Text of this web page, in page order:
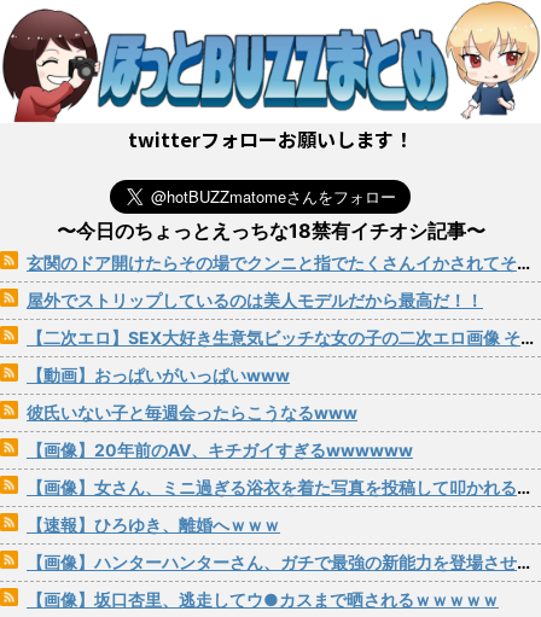
twitterフォローお願いします！
〜今日のちょっとえっちな18禁有イチオシ記事〜
玄関のドア開けたらその場でクンニと指でたくさんイかされてそのままパコられる女の子
屋外でストリップしているのは美人モデルだから最高だ！！
【二次エロ】SEX大好き生意気ビッチな女の子の二次エロ画像 その201
【動画】おっぱいがいっぱいwww
彼氏いない子と毎週会ったらこうなるwww
【画像】20年前のAV、キチガイすぎるwwwwww
【画像】女さん、ミニ過ぎる浴衣を着た写真を投稿して叩かれるｗｗｗｗ
【速報】ひろゆき、離婚へｗｗｗ
【画像】ハンターハンターさん、ガチで最強の新能力を登場させてしまうｗｗｗｗｗｗｗ
【画像】坂口杏里、逃走してウ●カスまで晒されるｗｗｗｗｗ